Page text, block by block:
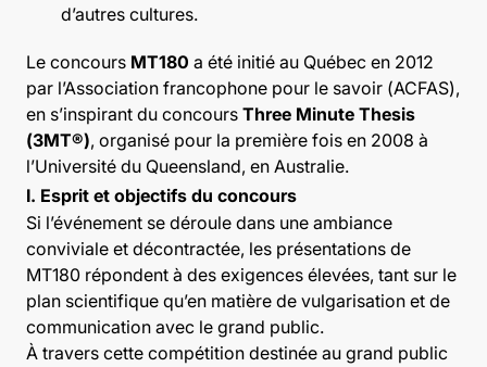
d’autres cultures.
Le concours MT180 a été initié au Québec en 2012
par l’Association francophone pour le savoir (ACFAS),
en s’inspirant du concours Three Minute Thesis
(3MT®), organisé pour la première fois en 2008 à
l’Université du Queensland, en Australie.
I. Esprit et objectifs du concours
Si l’événement se déroule dans une ambiance
conviviale et décontractée, les présentations de
MT180 répondent à des exigences élevées, tant sur le
plan scientifique qu’en matière de vulgarisation et de
communication avec le grand public.
À travers cette compétition destinée au grand public